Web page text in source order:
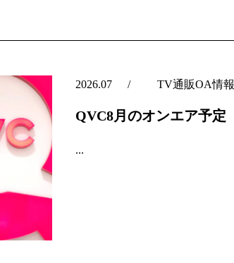
2026.07 TV通販OA情報
QVC8月のオンエア予定
...